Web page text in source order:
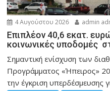
4 Αυγούστου 2026 admin
Επιπλέον 40,6 εκατ.
κοινωνικές υποδομές
Σημαντική ενίσχυση των
Προγράμματος «Ήπειρος»
την έγκριση υπερδέσμευσης